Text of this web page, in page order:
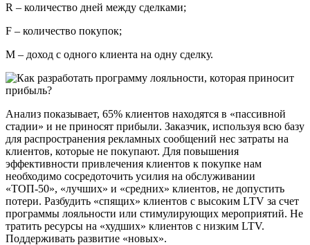
R – количество дней между сделками;
F – количество покупок;
M – доход с одного клиента на одну сделку.
Анализ показывает, 65% клиентов находятся в «пассивной
стадии» и не приносят прибыли. Заказчик, используя всю базу
для распространения рекламных сообщений нес затраты на
клиентов, которые не покупают. Для повышения
эффективности привлечения клиентов к покупке нам
необходимо сосредоточить усилия на обслуживании
«ТОП-50», «лучших» и «средних» клиентов, не допустить
потери. Разбудить «спящих» клиентов с высоким LTV за счет
программы лояльности или стимулирующих мероприятий. Не
тратить ресурсы на «худших» клиентов с низким LTV.
Поддерживать развитие «новых».